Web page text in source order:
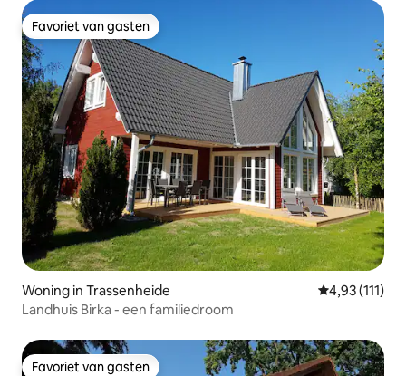
Favoriet van gasten
Favoriet van gasten
Woning in Trassenheide Gemiddelde
4,93 (111)
Landhuis Birka - een familiedroom
Favoriet van gasten